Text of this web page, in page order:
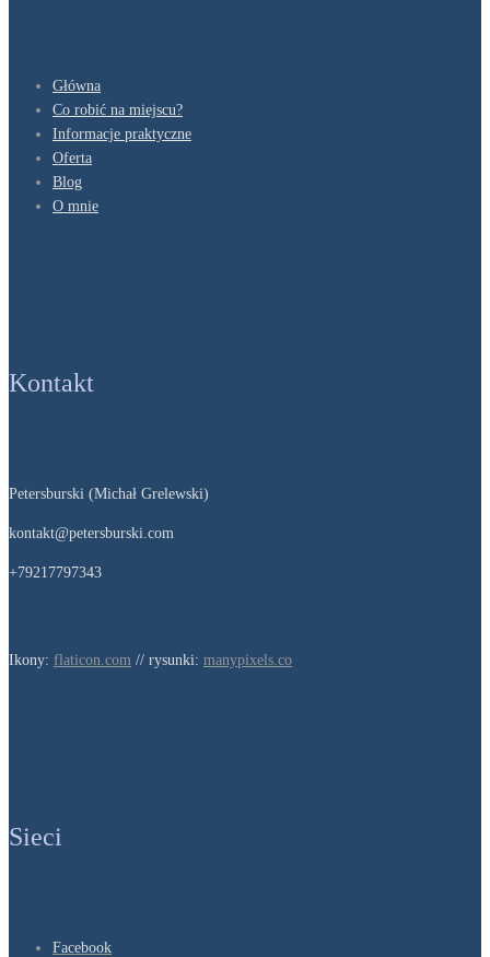
Główna
Co robić na miejscu?
Informacje praktyczne
Oferta
Blog
O mnie
Kontakt
Petersburski (Michał Grelewski)
kontakt@petersburski.com
+79217797343
Ikony: flaticon.com // rysunki: manypixels.co
Sieci
Facebook